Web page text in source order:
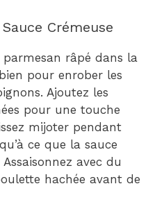
Crémeuse
râpé dans la
pour enrober les
Ajoutez les
pour une touche
mijoter pendant
ce que la sauce
avec du
hachée avant de